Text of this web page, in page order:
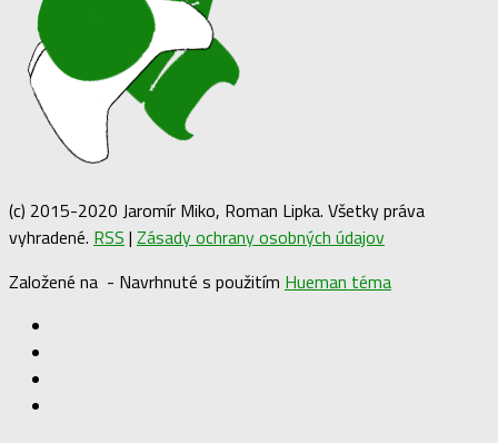
(c) 2015-2020 Jaromír Miko, Roman Lipka. Všetky práva
vyhradené. RSS | Zásady ochrany osobných údajov
Založené na - Navrhnuté s použitím Hueman téma